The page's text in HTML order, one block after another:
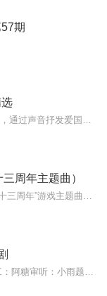
期
周年主题曲）